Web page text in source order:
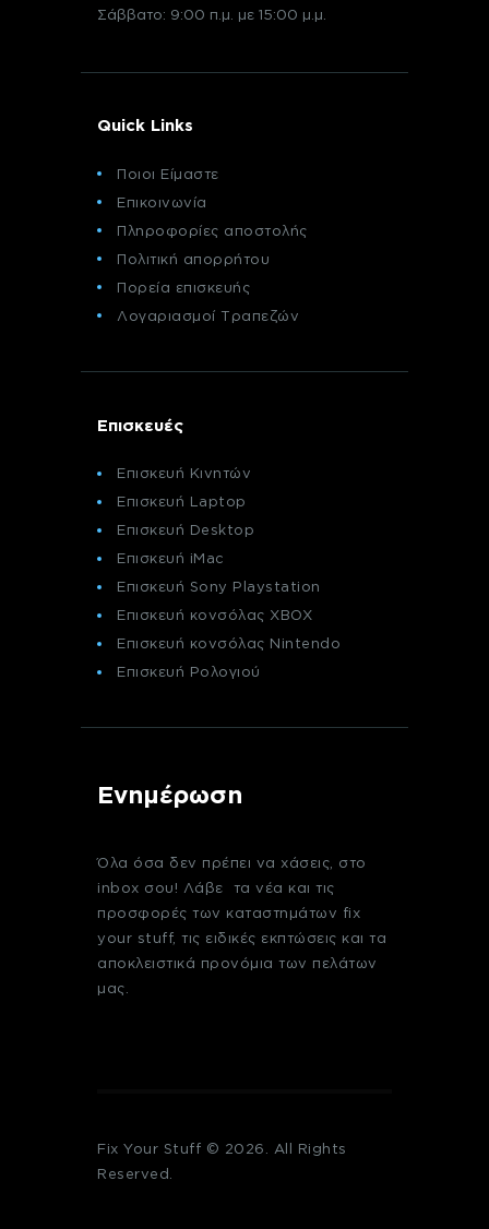
Σάββατο: 9:00 π.μ. με 15:00 μ.μ.
Quick Links
Ποιοι Είμαστε
Επικοινωνία
Πληροφορίες αποστολής
Πολιτική απορρήτου
Πορεία επισκευής
Λογαριασμοί Τραπεζών
Επισκευές
Επισκευή Κινητών
Επισκευή Laptop
Επισκευή Desktop
Επισκευή iMac
Επισκευή Sony Playstation
Επισκευή κονσόλας XBOX
Επισκευή κονσόλας Nintendo
Επισκευή Ρολογιού
Ενημέρωση
Όλα όσα δεν πρέπει να χάσεις, στο
inbox σου! Λάβε τα νέα και τις
προσφορές των καταστημάτων fix
your stuff, τις ειδικές εκπτώσεις και τα
αποκλειστικά προνόμια των πελάτων
μας.
Fix Your Stuff © 2026. All Rights
Reserved.